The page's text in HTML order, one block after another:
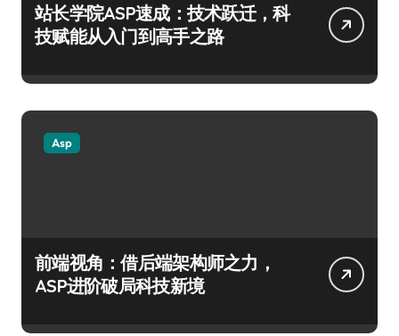
站长学院ASP速成：技术跃迁，科
技赋能从入门到高手之路
Asp
前端视角：借后端架构师之力，
ASP进阶破局科技新境